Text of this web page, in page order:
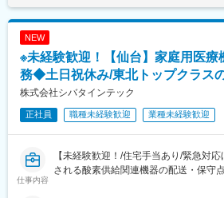
休日における呼び出しは営業部全体で
学会に担当のドクターが出るのでそれ
日での出勤が発生する場合があります
とはほぼありません。
■残業について
年末年始や長期連休がある月は32時間
も目安の金額であり、選考を通じて上
月給(月額)は固定手当を含めた表記で
NEW
※未経験歓迎！【仙台】家庭用医療
務◆土日祝休み/東北トップクラス
株式会社シバタインテック
正社員 職種未経験歓迎 業種未経験歓迎
仕事内容
【未経験歓迎！/住宅手当あり/緊急対
される酸素供給関連機器の配送・保守